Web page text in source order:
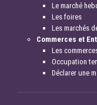
Le marché
Les foires
Les marchés
Commerces et
Les
Occupation
Déclarer une